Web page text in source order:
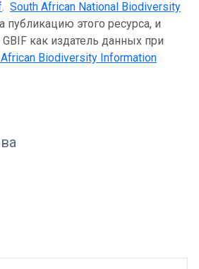
. South African National Biodiversity
публикацию этого ресурса, и
как издатель данных при
Biodiversity Information